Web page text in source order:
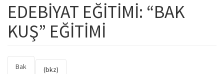
EDEBİYAT EĞİTİMİ: “BAK
KUŞ” EĞİTİMİ
Bak
(bkz)